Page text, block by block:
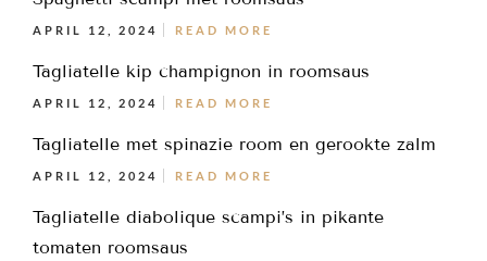
APRIL 12, 2024 READ MORE
Tagliatelle kip champignon in roomsaus
APRIL 12, 2024 READ MORE
Tagliatelle met spinazie room en gerookte zalm
APRIL 12, 2024 READ MORE
Tagliatelle diabolique scampi’s in pikante
tomaten roomsaus